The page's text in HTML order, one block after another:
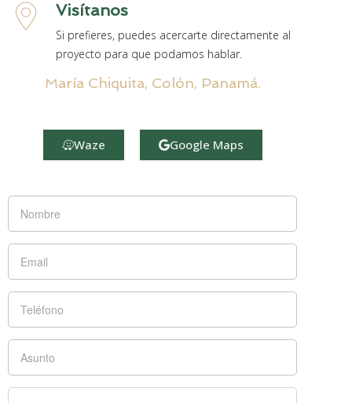
Visítanos
Si prefieres, puedes acercarte directamente al
proyecto para que podamos hablar.
María Chiquita, Colón, Panamá.
Waze Google Maps